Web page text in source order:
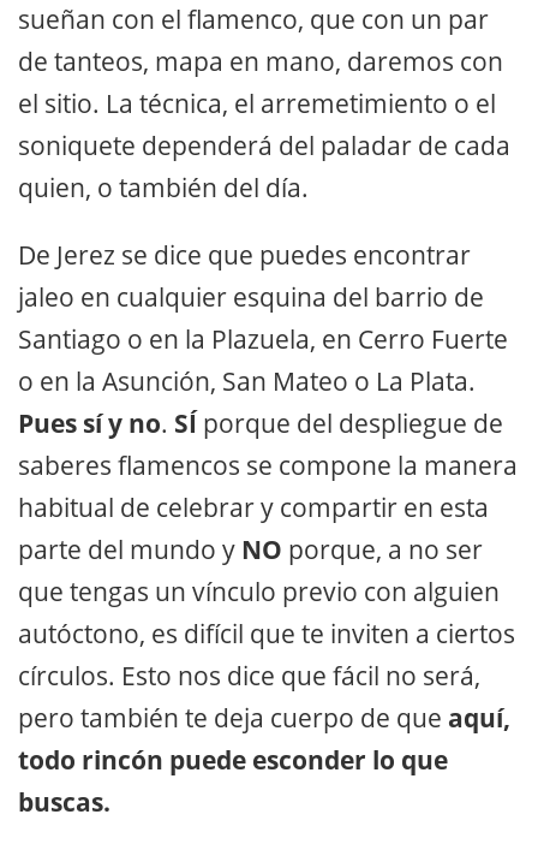
sueñan con el flamenco, que con un par
de tanteos, mapa en mano, daremos con
el sitio. La técnica, el arremetimiento o el
soniquete dependerá del paladar de cada
quien, o también del día.
De Jerez se dice que puedes encontrar
jaleo en cualquier esquina del barrio de
Santiago o en la Plazuela, en Cerro Fuerte
o en la Asunción, San Mateo o La Plata.
Pues sí y no. SÍporque del despliegue de
saberes flamencos se compone la manera
habitual de celebrar y compartir en esta
parte del mundo y NO porque, a no ser
que tengas un vínculo previo con alguien
autóctono, es difícil que te inviten a ciertos
círculos. Esto nos dice que fácil no será,
pero también te deja cuerpo de que aquí,
todo rincón puede esconder lo que
buscas.